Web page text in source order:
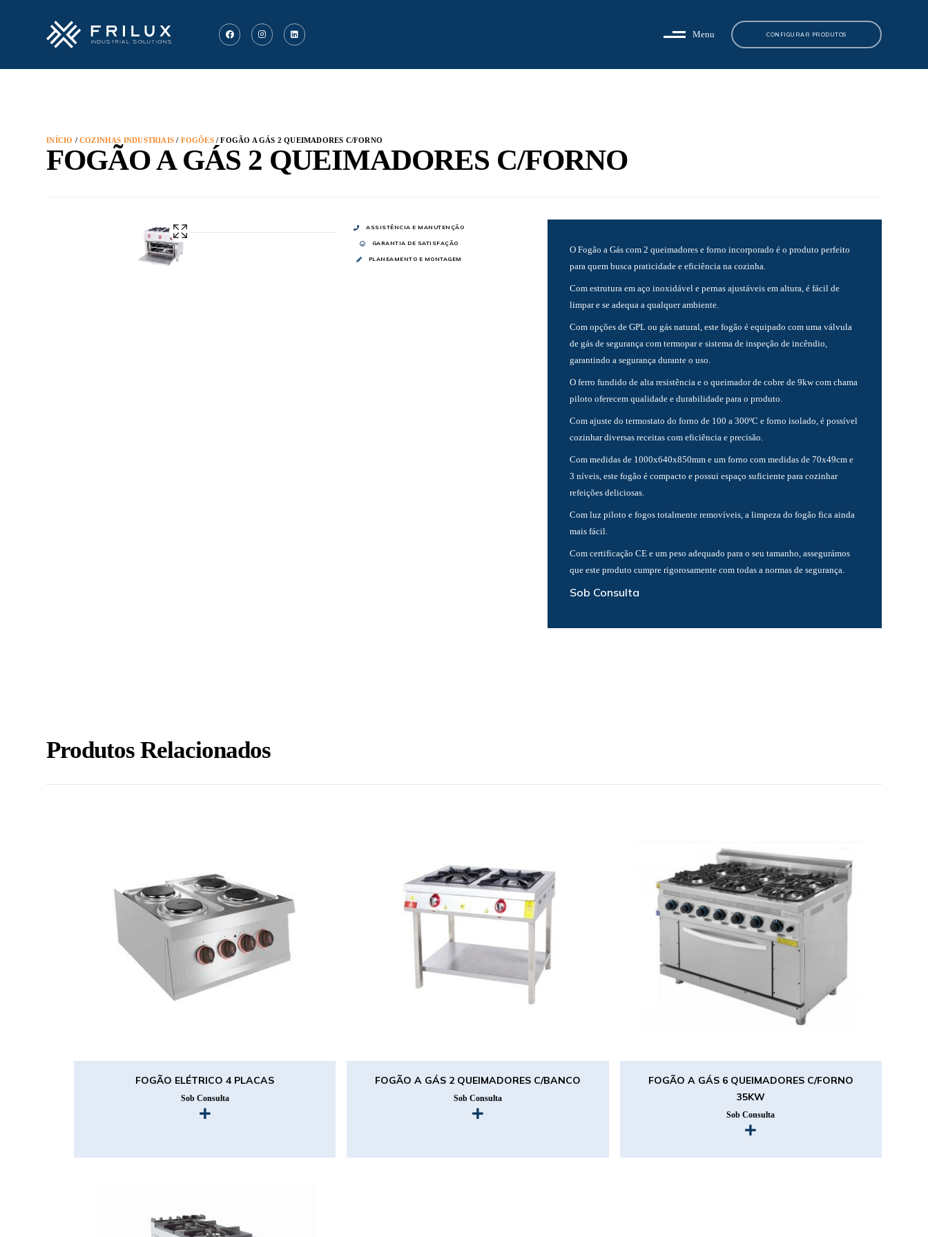
Menu CONFIGURAR PRODUTOS
INÍCIO /COZINHAS INDUSTRIAIS / FOGÕES/ FOGÃO A GÁS 2 QUEIMADORES C/FORNO
FOGÃO A GÁS 2 QUEIMADORES C/FORNO
ASSISTÊNCIA E MANUTENÇÃO
GARANTIA DE SATISFAÇÃO
PLANEAMENTO E MONTAGEM
O Fogão a Gás com 2 queimadores e forno incorporado é o produto perfeito
para quem busca praticidade e eficiência na cozinha.
Com estrutura em aço inoxidável e pernas ajustáveis em altura, é fácil de
limpar e se adequa a qualquer ambiente.
Com opções de GPL ou gás natural, este fogão é equipado com uma válvula
de gás de segurança com termopar e sistema de inspeção de incêndio,
garantindo a segurança durante o uso.
O ferro fundido de alta resistência e o queimador de cobre de 9kw com chama
piloto oferecem qualidade e durabilidade para o produto.
Com ajuste do termostato do forno de 100 a 300ºC e forno isolado, é possível
cozinhar diversas receitas com eficiência e precisão.
Com medidas de 1000x640x850mm e um forno com medidas de 70x49cm e
3 níveis, este fogão é compacto e possui espaço suficiente para cozinhar
refeições deliciosas.
Com luz piloto e fogos totalmente removíveis, a limpeza do fogão fica ainda
mais fácil.
Com certificação CE e um peso adequado para o seu tamanho, assegurámos
que este produto cumpre rigorosamente com todas a normas de segurança.
Sob Consulta
Produtos Relacionados
FOGÃO ELÉTRICO 4 PLACAS
Sob Consulta
FOGÃO A GÁS 2 QUEIMADORES C/BANCO
Sob Consulta
FOGÃO A GÁS 6 QUEIMADORES C/FORNO
35KW
Sob Consulta